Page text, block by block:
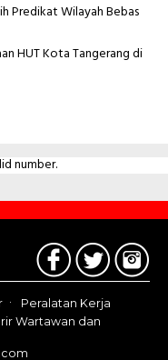
Predikat Wilayah Bebas
HUT Kota Tangerang di
number.
Peralatan Kerja
Wartawan dan